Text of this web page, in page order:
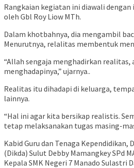
Rangkaian kegiatan ini diawali
oleh Gbl Roy Liow MTh.
Dalam khotbahnya, dia mengambil
Menurutnya, relalitas membentuk
“Allah sengaja menghadirkan realitas,
menghadapinya,” ujarnya..
Realitas itu dihadapi di keluarga,
lainnya.
“Hal ini agar kita bersikap realistis.
tetap melaksanakan tugas masing-
Kabid Guru dan Tenaga Kependidikan,
(Dikda) Sulut Debby Mamangkey SPd
Kepala SMK Negeri 7 Manado Sulastri